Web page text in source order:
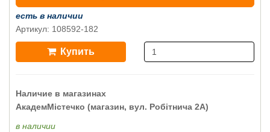
есть в наличии
Артикул: 108592-182
Купить
Наличие в магазинах
АкадемМістечко (магазин, вул. Робітнича 2А)
в наличии